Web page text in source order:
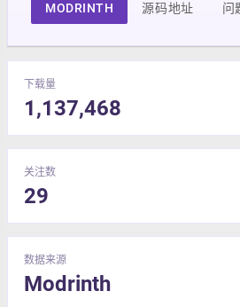
MODRINTH 源码地址 问
下载量
1,137,468
关注数
29
数据来源
Modrinth